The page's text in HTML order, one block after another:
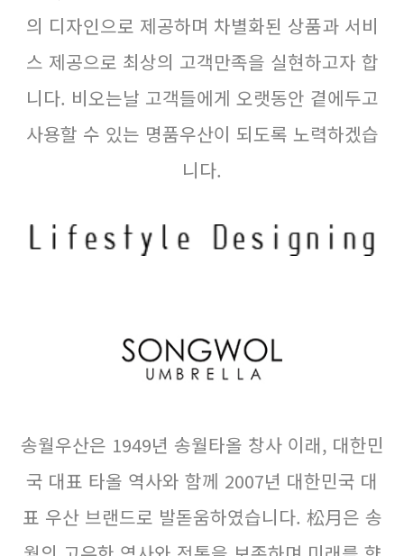
의 디자인으로 제공하며 차별화된 상품과 서비
스 제공으로 최상의 고객만족을 실현하고자 합
니다. 비오는날 고객들에게 오랫동안 곁에두고
사용할 수 있는 명품우산이 되도록 노력하겠습
니다.
송월우산은 1949년 송월타올 창사 이래, 대한민
국 대표 타올 역사와 함께 2007년 대한민국 대
표 우산 브랜드로 발돋움하였습니다. 松月은 송